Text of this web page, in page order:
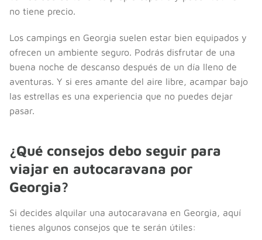
no tiene precio.
Los campings en Georgia suelen estar bien equipados y
ofrecen un ambiente seguro. Podrás disfrutar de una
buena noche de descanso después de un día lleno de
aventuras. Y si eres amante del aire libre, acampar bajo
las estrellas es una experiencia que no puedes dejar
pasar.
¿Qué consejos debo seguir para
viajar en autocaravana por
Georgia?
Si decides alquilar una autocaravana en Georgia, aquí
tienes algunos consejos que te serán útiles: